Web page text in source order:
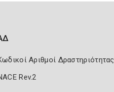
Αριθμοί Δραστηριότητας
Rev.2